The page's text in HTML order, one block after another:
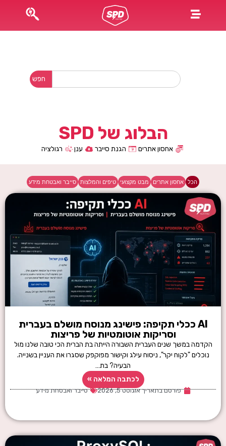
חפש
הבלוג של SPD
אחסון אתרים הגנת סייבר ענן רגולציה
הכל אחסון אתרים מבט מקצועי טיפים והמלצות סייבר ואבטחת מידע
AI ככלי תקיפה: פישינג מנוסח מושלם בעברית
וסריקות אוטומטיות של פריצות
הקדמה במשך שנים העברית השבורה הייתה בת הברית הכי טובה שלנו מול
נוכלים "לקוח יקר", ניסוח עילג וקישור מפוקפק שסגרו את העניין בשנייה.
הבעיה? בת…
לכתבה המלאה »
פורסם בתאריך אוגוסט 5, 2026 סייבר ואבטחת מידע